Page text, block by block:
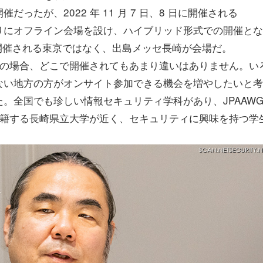
だったが、2022 年 11 月 7 日、8 日に開催される
オフライン会場を設け、ハイブリッド形式での開催とな
される東京ではなく、出島メッセ長崎が会場だ。
合、どこで開催されてもあまり違いはありません。い
地方の方がオンサイト参加できる機会を増やしたいと考
全国でも珍しい情報セキュリティ学科があり、
する長崎県立大学が近く、セキュリティに興味を持つ学